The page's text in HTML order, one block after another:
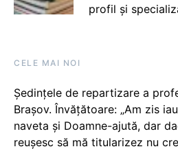
profil și
CELE MAI NOI
Ședințele de repartizare a
Brașov. Învățătoare: „Am zis
naveta și Doamne-ajută, dar
reușesc să mă titularizez nu